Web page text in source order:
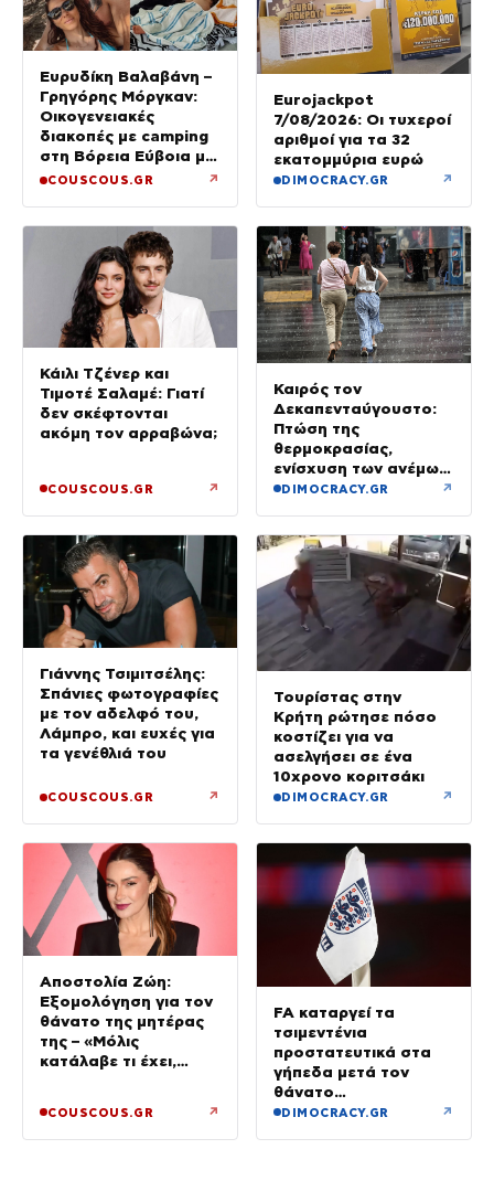
Ευρυδίκη Βαλαβάνη –
Γρηγόρης Μόργκαν:
Οικογενειακές
διακοπές με camping
στη Βόρεια Εύβοια με
τον ενός έτους γιο
COUSCOUS.GR ↗
Eurojackpot
7/08/2026: Οι τυχεροί
αριθμοί για τα 32
εκατομμύρια ευρώ
DIMOCRACY.GR ↗
Κάιλι Τζένερ και
Τιμοτέ Σαλαμέ: Γιατί
δεν σκέφτονται
ακόμη τον αρραβώνα;
COUSCOUS.GR ↗
Καιρός τον
Δεκαπενταύγουστο:
Πτώση της
θερμοκρασίας,
ενίσχυση των ανέμων
και καταιγίδες όπου
DIMOCRACY.GR ↗
Γιάννης Τσιμιτσέλης:
Σπάνιες φωτογραφίες
με τον αδελφό του,
Λάμπρο, και ευχές για
τα γενέθλιά του
COUSCOUS.GR ↗
Τουρίστας στην
Κρήτη ρώτησε πόσο
κοστίζει για να
ασελγήσει σε ένα
10χρονο κοριτσάκι
DIMOCRACY.GR ↗
Αποστολία Ζώη:
Εξομολόγηση για τον
θάνατο της μητέρας
της – «Μόλις
κατάλαβε τι έχει,
COUSCOUS.GR ↗
FA καταργεί τα
τσιμεντένια
προστατευτικά στα
γήπεδα μετά τον
θάνατο
ποδοσφαιριστή
DIMOCRACY.GR ↗